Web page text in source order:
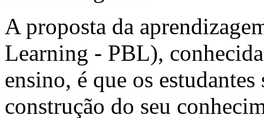
A proposta da
Learning - PBL),
ensino, é que os
construção do seu